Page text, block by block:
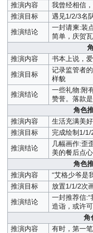
推演内容
我曾经相信
推演目标
遇见1/2/3名
推演结论
一封请柬:装
简单，庆贺
推演内容
书本上说，
推演目标
记录监管者
样貌
推演结论
一些礼物:附
赞誉。落款是
角色
推演内容
生活充满美
推演目标
完成绘制1/1/
推演结论
几幅画作:歪
美的餐后点
角色
推演内容
“艾格少爷是
推演目标
放置1/1/2次
推演结论
一封推荐信
造诣，或许
角
推演内容
有时，第一